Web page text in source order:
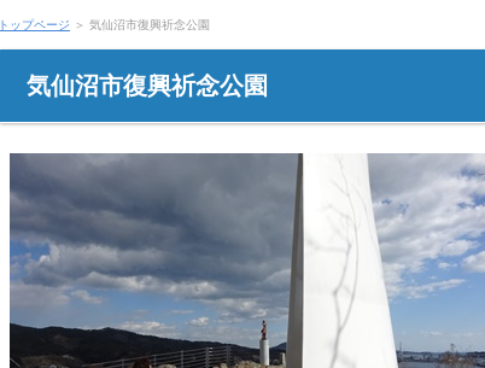
トップページ ＞ 気仙沼市復興祈念公園
気仙沼市復興祈念公園